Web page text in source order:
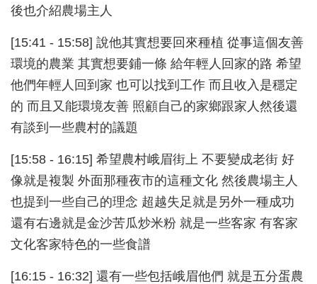
後也介紹農場主人
[15:41 - 15:58] 說他其實想要回來種植 從事這個友善
環境的農業 其實想要鋪一條 給年輕人回家的路 希望
他們年輕人回到家 也可以找到工作 而且收入是穩定
的 而且又能環境友善 照顧自己的家鄉跟家人然後還
有談到一些農村的議題
[15:58 - 16:15] 希望農村峨眉街上 不要變成老街 好
像就是複製 外面那種夜市的這種文化 然後農場主人
也提到一些自己的理念 超越失足就是另外一種成功
還有右邊就是金沙苦瓜炒米粉 就是一些客家 有客家
文化客家特色的一些食譜
[16:15 - 16:32] 還有一些包括峨眉他們 就是五分蛋農